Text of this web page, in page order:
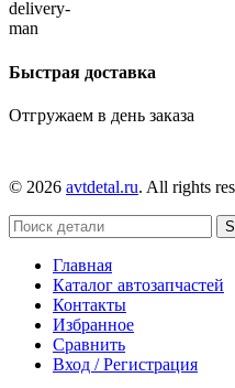
Быстрая доставка
Отгружаем в день заказа
© 2026 avtdetal.ru. All rights
Главная
Каталог автозапчастей
Контакты
Избранное
Сравнить
Вход / Регистрация